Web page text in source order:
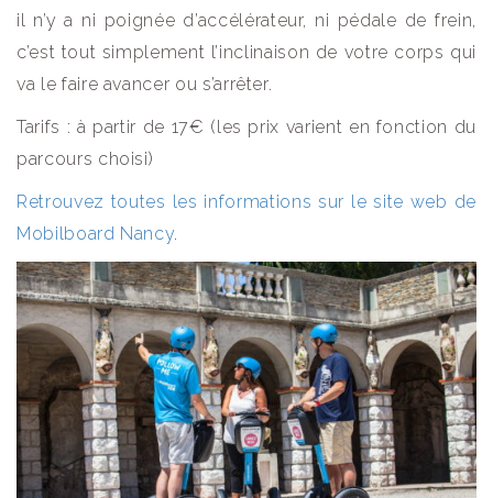
il n’y a ni poignée d’accélérateur, ni pédale de frein,
c’est tout simplement l’inclinaison de votre corps qui
va le faire avancer ou s’arrêter.
Tarifs : à partir de 17€ (les prix varient en fonction du
parcours choisi)
Retrouvez toutes les informations sur le site web de
Mobilboard Nancy